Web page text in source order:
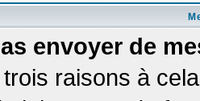
envoyer de
raisons à